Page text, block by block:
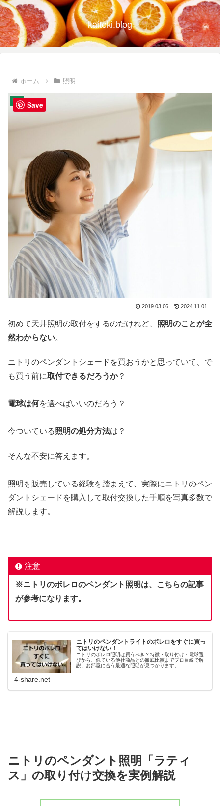
kaiteki.blog
ホーム 照明
照明
2019.03.06 2024.11.01
初めて天井照明の取付をするのだけれど、 照明のことが全
然わからない。
ニトリのペンダントシェードを買おうかと思っていて、で
も買う前に取付できるだろうか？
電球は何を選べばいいのだろう？
今ついている照明の処分方法は？
そんな不安に答えます。
照明を販売している経験を踏まえて、実際にニトリのペン
ダントシェードを購入して取付交換した手順を写真多数で
解説します。
注意
※ニトリのボレロのペンダント照明は、こちらの記事
が参考になります。
ニトリのペンダントライトのボレロをすぐに買っ
てはいけない！
ニトリのボレロ照明は買うべき？特徴・取り付け・電球選
びから、似ている他社商品との徹底比較までプロ目線で解
説。お部屋に合う最適な照明が見つかります。
4-share.net
ニトリのペンダント照明「ラティ
ス」の取り付け交換を実例解説
Save